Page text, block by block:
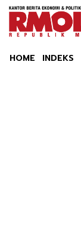
HOME INDEKS